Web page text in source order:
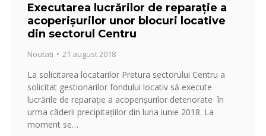
Executarea lucrărilor de reparație a
acoperișurilor unor blocuri locative
din sectorul Centru
Noutati 21 august 2018
La solicitarea locatarilor Pretura sectorului Centru a
solicitat gestionarilor fondului locativ să execute
lucrările de reparație a acoperișurilor deteriorate în
urma căderii precipitaţiilor din luna iunie 2018. La
moment se…